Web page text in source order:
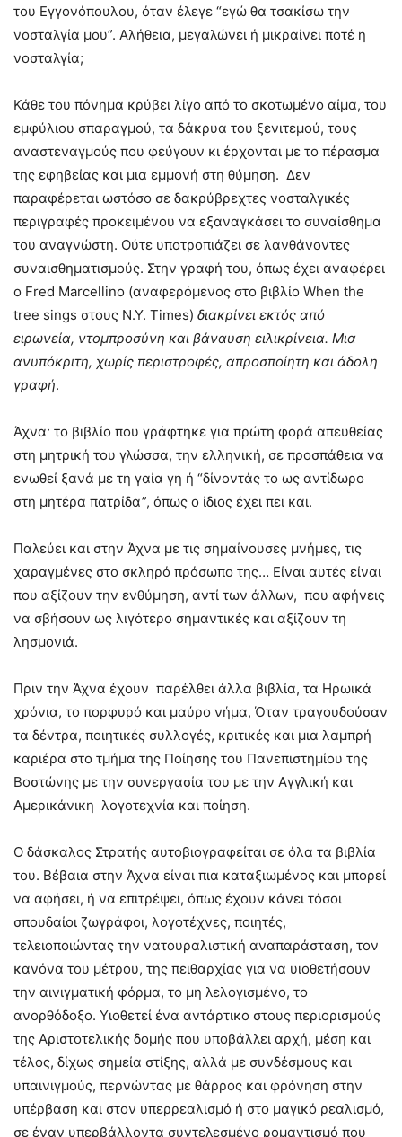
του Εγγονόπουλου, όταν έλεγε “εγώ θα τσακίσω την
νοσταλγία μου”. Αλήθεια, μεγαλώνει ή μικραίνει ποτέ η
νοσταλγία;
Κάθε του πόνημα κρύβει λίγο από το σκοτωμένο αίμα, του
εμφύλιου σπαραγμού, τα δάκρυα του ξενιτεμού, τους
αναστεναγμούς που φεύγουν κι έρχονται με το πέρασμα
της εφηβείας και μια εμμονή στη θύμηση. Δεν
παραφέρεται ωστόσο σε δακρύβρεχτες νοσταλγικές
περιγραφές προκειμένου να εξαναγκάσει το συναίσθημα
του αναγνώστη. Ούτε υποτροπιάζει σε λανθάνοντες
συναισθηματισμούς. Στην γραφή του, όπως έχει αναφέρει
ο Fred Marcellino (αναφερόμενος στο βιβλίο When the
tree sings στους N.Y. Times) διακρίνει εκτός από
ειρωνεία, ντομπροσύνη και βάναυση ειλικρίνεια. Μια
ανυπόκριτη, χωρίς περιστροφές, απροσποίητη και άδολη
γραφή.
Άχνα· το βιβλίο που γράφτηκε για πρώτη φορά απευθείας
στη μητρική του γλώσσα, την ελληνική, σε προσπάθεια να
ενωθεί ξανά με τη γαία γη ή “δίνοντάς το ως αντίδωρο
στη μητέρα πατρίδα”, όπως ο ίδιος έχει πει και.
Παλεύει και στην Άχνα με τις σημαίνουσες μνήμες, τις
χαραγμένες στο σκληρό πρόσωπο της… Είναι αυτές είναι
που αξίζουν την ενθύμηση, αντί των άλλων, που αφήνεις
να σβήσουν ως λιγότερο σημαντικές και αξίζουν τη
λησμονιά.
Πριν την Άχνα έχουν παρέλθει άλλα βιβλία, τα Ηρωικά
χρόνια, το πορφυρό και μαύρο νήμα, Όταν τραγουδούσαν
τα δέντρα, ποιητικές συλλογές, κριτικές και μια λαμπρή
καριέρα στο τμήμα της Ποίησης του Πανεπιστημίου της
Βοστώνης με την συνεργασία του με την Αγγλική και
Αμερικάνικη λογοτεχνία και ποίηση.
Ο δάσκαλος Στρατής αυτοβιογραφείται σε όλα τα βιβλία
του. Βέβαια στην Άχνα είναι πια καταξιωμένος και μπορεί
να αφήσει, ή να επιτρέψει, όπως έχουν κάνει τόσοι
σπουδαίοι ζωγράφοι, λογοτέχνες, ποιητές,
τελειοποιώντας την νατουραλιστική αναπαράσταση, τον
κανόνα του μέτρου, της πειθαρχίας για να υιοθετήσουν
την αινιγματική φόρμα, το μη λελογισμένο, το
ανορθόδοξο. Υιοθετεί ένα αντάρτικο στους περιορισμούς
της Αριστοτελικής δομής που υποβάλλει αρχή, μέση και
τέλος, δίχως σημεία στίξης, αλλά με συνδέσμους και
υπαινιγμούς, περνώντας με θάρρος και φρόνηση στην
υπέρβαση και στον υπερρεαλισμό ή στο μαγικό ρεαλισμό,
σε έναν υπερβάλλοντα συντελεσμένο ρομαντισμό που